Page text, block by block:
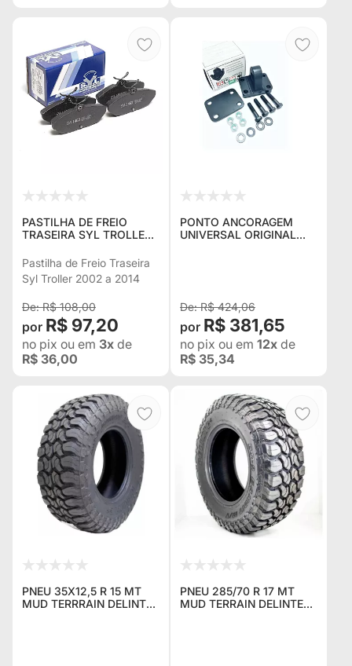
PASTILHA DE FREIO
TRASEIRA SYL TROLLER
Pastilha de Freio Traseira
Syl Troller 2002 a 2014
R$ 108,00
R$ 97,20
no pix ou em 3x de
R$ 36,00
PONTO ANCORAGEM
UNIVERSAL ORIGINAL
R$ 424,06
R$ 381,65
no pix ou em 12x de
R$ 35,34
PNEU 35X12,5 R 15 MT
MUD TERRRAIN DELINTE
PNEU 285/70 R 17 MT
MUD TERRAIN DELINTE